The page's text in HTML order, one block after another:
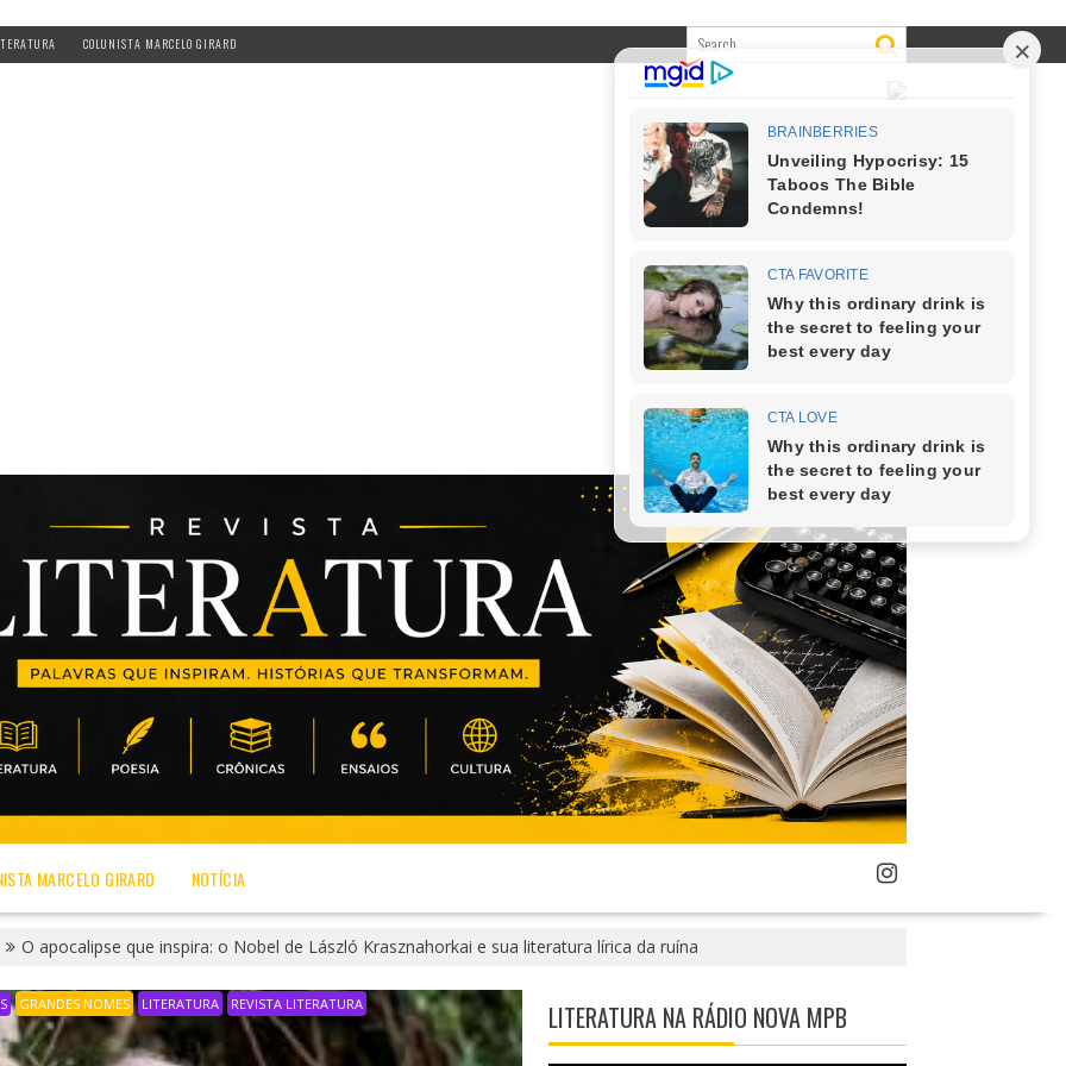
COLUNISTA MARCELO GIRARD
MARCELO GIRARD NOTÍCIA
O apocalipse que inspira: o Nobel de László Krasznahorkai e sua literatura lírica da ruína
GRANDES NOMES LITERATURA REVISTA LITERATURA LITERATURA NA RÁDIO NOVA MPB